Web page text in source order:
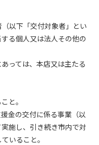
以下「交付対象者」とい
る個人又は法人その他の
っては、本店又は主たる
と。
金の交付に係る事業（以
施し、引き続き市内で対
いること。